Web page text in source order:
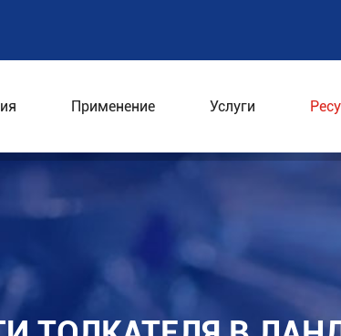
Применение Услуги